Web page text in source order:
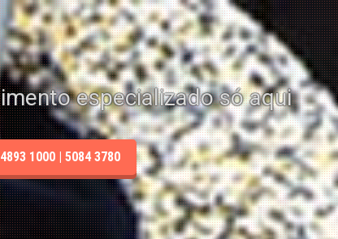
especializado só aqui
1000 | 5084 3780